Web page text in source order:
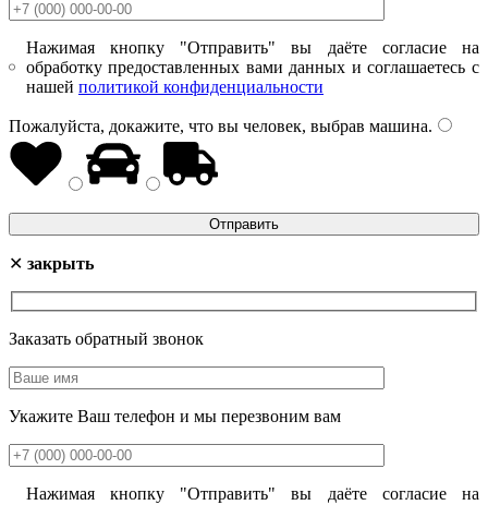
Нажимая кнопку "Отправить" вы даёте согласие на
обработку предоставленных вами данных и соглашаетесь с
нашей политикой конфиденциальности
Пожалуйста, докажите, что вы человек, выбрав машина.
✕ закрыть
Заказать обратный звонок
Укажите Ваш телефон и мы перезвоним вам
Нажимая кнопку "Отправить" вы даёте согласие на